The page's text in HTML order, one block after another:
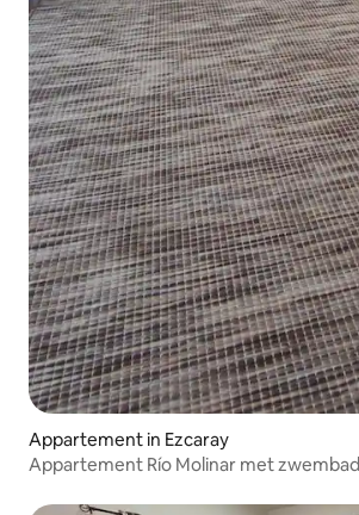
Appartement in Ezcaray
Appartement Río Molinar met zwembad